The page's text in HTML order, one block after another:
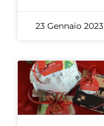
23 Gennaio 2023